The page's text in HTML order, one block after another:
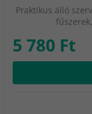
Praktikus álló
5 780 Ft